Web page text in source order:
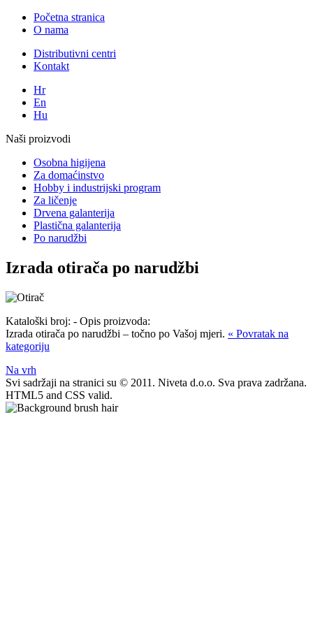
Početna stranica
O nama
Distributivni centri
Kontakt
Hr
En
Hu
Naši proizvodi
Osobna higijena
Za domaćinstvo
Hobby i industrijski program
Za ličenje
Drvena galanterija
Plastična galanterija
Po narudžbi
Izrada otirača po narudžbi
Kataloški broj: - Opis proizvoda:
Izrada otirača po narudžbi – točno po Vašoj mjeri. « Povratak na
kategoriju
Na vrh
Svi sadržaji na stranici su © 2011. Niveta d.o.o. Sva prava zadržana.
HTML5 and CSS valid.